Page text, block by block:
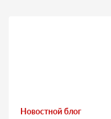
Новостной блог